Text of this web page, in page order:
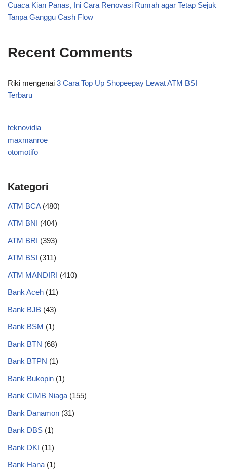
Cuaca Kian Panas, Ini Cara Renovasi Rumah agar Tetap Sejuk
Tanpa Ganggu Cash Flow
Recent Comments
Riki mengenai 3 Cara Top Up Shopeepay Lewat ATM BSI
Terbaru
teknovidia
maxmanroe
otomotifo
Kategori
ATM BCA(480)
ATM BNI (404)
ATM BRI (393)
ATM BSI (311)
ATM MANDIRI (410)
Bank Aceh (11)
Bank BJB (43)
Bank BSM (1)
Bank BTN (68)
Bank BTPN (1)
Bank Bukopin (1)
Bank CIMB Niaga (155)
Bank Danamon (31)
Bank DBS (1)
Bank DKI (11)
Bank Hana (1)